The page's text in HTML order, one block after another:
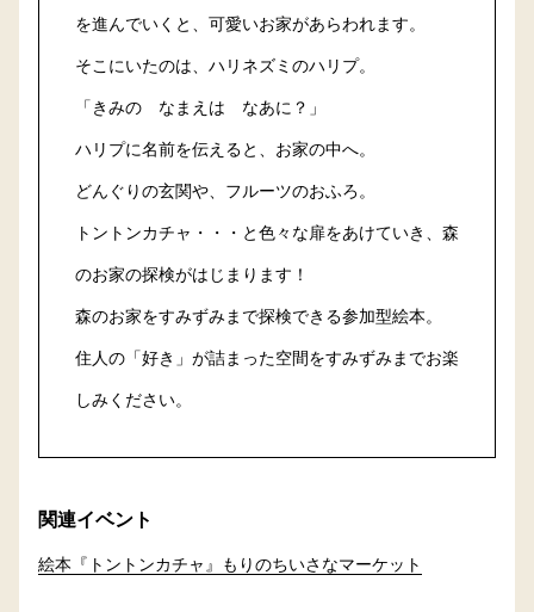
を進んでいくと、可愛いお家があらわれます。
そこにいたのは、ハリネズミのハリプ。
「きみの なまえは なあに？」
ハリプに名前を伝えると、お家の中へ。
どんぐりの玄関や、フルーツのおふろ。
トントンカチャ・・・と色々な扉をあけていき、森
のお家の探検がはじまります！
森のお家をすみずみまで探検できる参加型絵本。
住人の「好き」が詰まった空間をすみずみまでお楽
しみください。
関連イベント
絵本『トントンカチャ』もりのちいさなマーケット